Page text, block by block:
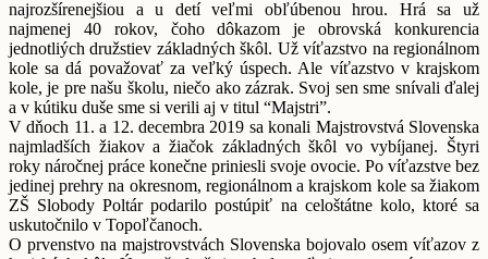
najrozšírenejšiou a u detí veľmi obľúbenou hrou. Hrá sa už
najmenej 40 rokov, čoho dôkazom je obrovská konkurencia
jednotliých družstiev základných škôl. Už víťazstvo na regionálnom
kole sa dá považovať za veľký úspech. Ale víťazstvo v krajskom
kole, je pre našu školu, niečo ako zázrak. Svoj sen sme snívali ďalej
a v kútiku duše sme si verili aj v titul “Majstri”.
V dňoch 11. a 12. decembra 2019 sa konali Majstrovstvá Slovenska
najmladších žiakov a žiačok základných škôl vo vybíjanej. Štyri
roky náročnej práce konečne priniesli svoje ovocie. Po víťazstve bez
jedinej prehry na okresnom, regionálnom a krajskom kole sa žiakom
ZŠ Slobody Poltár podarilo postúpiť na celoštátne kolo, ktoré sa
uskutočnilo v Topoľčanoch.
O prvenstvo na majstrovstvách Slovenska bojovalo osem víťazov z